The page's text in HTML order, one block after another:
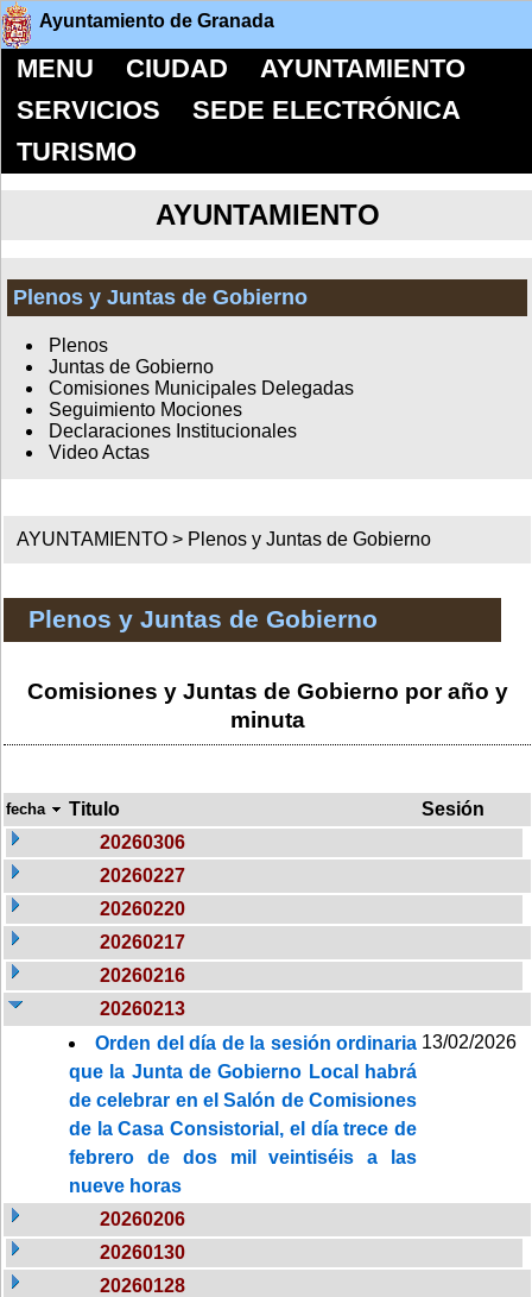
Ayuntamiento de Granada
MENU CIUDAD
AYUNTAMIENTO
SERVICIOS
SEDE ELECTRÓNICA
TURISMO
AYUNTAMIENTO
Plenos y Juntas de Gobierno
Plenos
Juntas de Gobierno
Comisiones Municipales Delegadas
Seguimiento Mociones
Declaraciones Institucionales
Video Actas
AYUNTAMIENTO > Plenos y Juntas de Gobierno
Plenos y Juntas de Gobierno
Comisiones y Juntas de Gobierno por año y
minuta
fecha Titulo
Sesión
20260306
20260227
20260220
20260217
20260216
20260213
Orden del día de la sesión ordinaria
que la Junta de Gobierno Local habrá
de celebrar en el Salón de Comisiones
de la Casa Consistorial, el día trece de
febrero de dos mil veintiséis a las
nueve horas
13/02/2026
20260206
20260130
20260128